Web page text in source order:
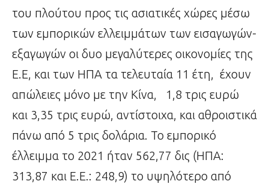
του πλούτου προς τις ασιατικές χώρες μέσω
των εμπορικών ελλειμμάτων των εισαγωγών-
εξαγωγών οι δυο μεγαλύτερες οικονομίες της
Ε.Ε, και των ΗΠΑ τα τελευταία 11 έτη, έχουν
απώλειες μόνο με την Κίνα, 1,8 τρις ευρώ
και 3,35 τρις ευρώ, αντίστοιχα, και αθροιστικά
πάνω από 5 τρις δολάρια. Το εμπορικό
έλλειμμα το 2021 ήταν 562,77 δις (ΗΠΑ:
313,87 και Ε.Ε.: 248,9) το υψηλότερο από